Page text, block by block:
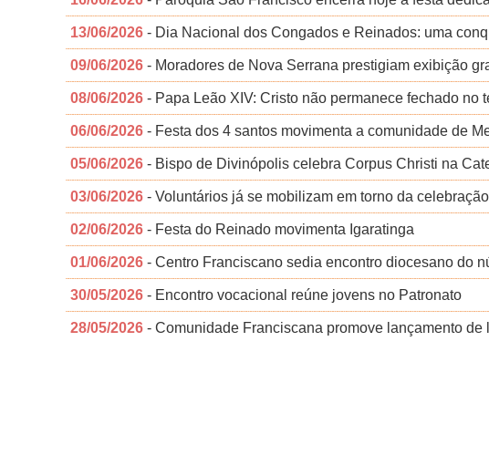
13/06/2026 - Dia Nacional dos Congados e Reinados: uma
09/06/2026 - Moradores de Nova Serrana prestigiam exibição
08/06/2026 - Papa Leão XIV: Cristo não permanece fechado no
06/06/2026 - Festa dos 4 santos movimenta a comunidade de
05/06/2026 - Bispo de Divinópolis celebra Corpus Christi na
03/06/2026 - Voluntários já se mobilizam em torno da
02/06/2026 - Festa do Reinado movimenta Igaratinga
01/06/2026 - Centro Franciscano sedia encontro diocesano do
30/05/2026 - Encontro vocacional reúne jovens no Patronato
28/05/2026 - Comunidade Franciscana promove lançamento